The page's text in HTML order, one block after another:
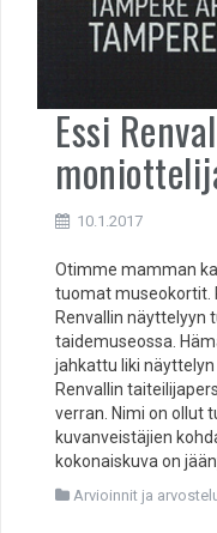
Essi
10.1.2017
Otimme mamman
tuomat museokortit.
Renvallin näyttelyyn
taidemuseossa.
jahkattu liki
Renvallin
verran. Nimi on ollut
kuvanveistäjien
kokonaiskuva on
Arvioinnit ja